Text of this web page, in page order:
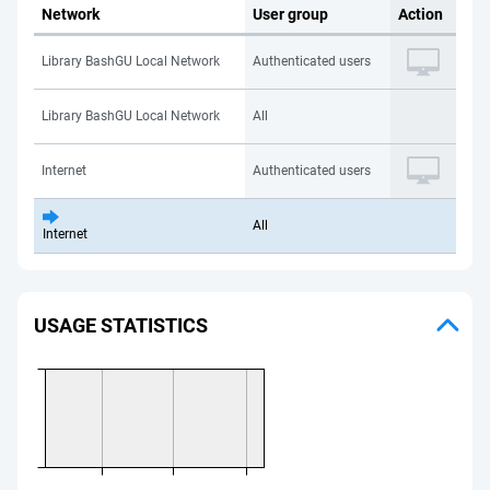
Network User group Action
Library BashGU Local Network Authenticated users
Library BashGU Local Network All
Internet Authenticated users
Internet
All
USAGE STATISTICS